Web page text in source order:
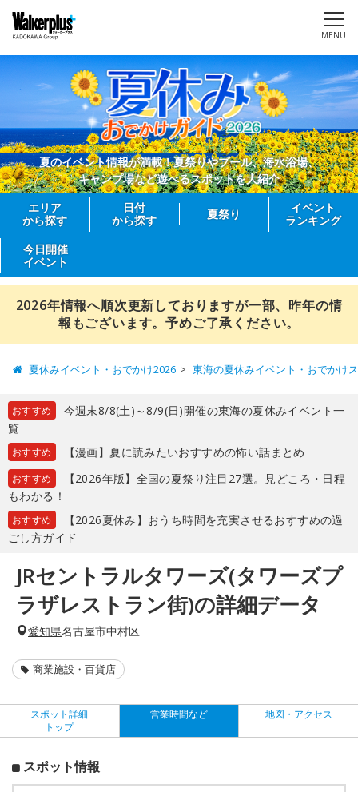
MENU
夏のイベント情報が満載！夏祭りやプール、海水浴場、
キャンプ場など遊べるスポットを大紹介
エリア
から探す
日付
から探す
夏祭り
イベント
ランキング
今日開催
イベント
2026年情報へ順次更新しておりますが一部、昨年の情
報もございます。予めご了承ください。
夏休みイベント・おでかけ2026 東海の夏休みイベント・おでかけ
おすすめ
今週末8/8(土)～8/9(日)開催の東海の夏休みイベント一
覧
おすすめ 【漫画】夏に読みたいおすすめの怖い話まとめ
おすすめ
【2026年版】全国の夏祭り注目27選。見どころ・日程
もわかる！
おすすめ
【2026夏休み】おうち時間を充実させるおすすめの過
ごし方ガイド
JRセントラルタワーズ(タワーズプ
ラザレストラン街)の詳細データ
愛知県名古屋市中村区
商業施設・百貨店
スポット詳細
トップ
営業時間など 地図・アクセス
スポット情報